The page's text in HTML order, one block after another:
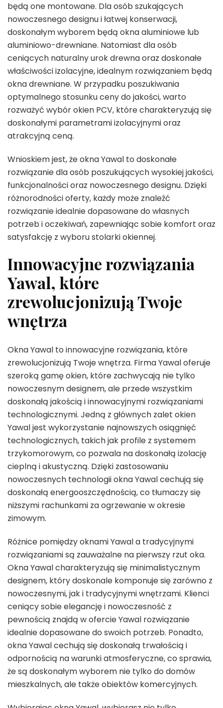
będą one montowane. Dla osób szukających
nowoczesnego designu i łatwej konserwacji,
doskonałym wyborem będą okna aluminiowe lub
aluminiowo-drewniane. Natomiast dla osób
ceniących naturalny urok drewna oraz doskonałe
właściwości izolacyjne, idealnym rozwiązaniem będą
okna drewniane. W przypadku poszukiwania
optymalnego stosunku ceny do jakości, warto
rozważyć wybór okien PCV, które charakteryzują się
doskonałymi parametrami izolacyjnymi oraz
atrakcyjną ceną.
Wnioskiem jest, że okna Yawal to doskonałe
rozwiązanie dla osób poszukujących wysokiej jakości,
funkcjonalności oraz nowoczesnego designu. Dzięki
różnorodności oferty, każdy może znaleźć
rozwiązanie idealnie dopasowane do własnych
potrzeb i oczekiwań, zapewniając sobie komfort oraz
satysfakcję z wyboru stolarki okiennej.
Innowacyjne rozwiązania
Yawal, które
zrewolucjonizują Twoje
wnętrza
Okna Yawal to innowacyjne rozwiązania, które
zrewolucjonizują Twoje wnętrza. Firma Yawal oferuje
szeroką gamę okien, które zachwycają nie tylko
nowoczesnym designem, ale przede wszystkim
doskonałą jakością i innowacyjnymi rozwiązaniami
technologicznymi. Jedną z głównych zalet okien
Yawal jest wykorzystanie najnowszych osiągnięć
technologicznych, takich jak profile z systemem
trzykomorowym, co pozwala na doskonałą izolację
cieplną i akustyczną. Dzięki zastosowaniu
nowoczesnych technologii okna Yawal cechują się
doskonałą energooszczędnością, co tłumaczy się
niższymi rachunkami za ogrzewanie w okresie
zimowym.
Różnice pomiędzy oknami Yawal a tradycyjnymi
rozwiązaniami są zauważalne na pierwszy rzut oka.
Okna Yawal charakteryzują się minimalistycznym
designem, który doskonale komponuje się zarówno z
nowoczesnymi, jak i tradycyjnymi wnętrzami. Klienci
ceniący sobie elegancję i nowoczesność z
pewnością znajdą w ofercie Yawal rozwiązanie
idealnie dopasowane do swoich potrzeb. Ponadto,
okna Yawal cechują się doskonałą trwałością i
odpornością na warunki atmosferyczne, co sprawia,
że są doskonałym wyborem nie tylko do domów
mieszkalnych, ale także obiektów komercyjnych.